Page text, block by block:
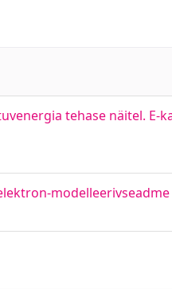
tehase näitel. E-
modelleerivseadme